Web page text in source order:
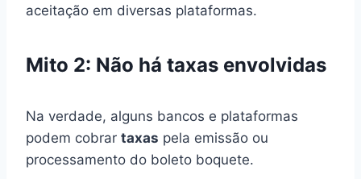
aceitação em diversas plataformas.
Mito 2: Não há taxas envolvidas
Na verdade, alguns bancos e plataformas
podem cobrar taxas pela emissão ou
processamento do boleto boquete.